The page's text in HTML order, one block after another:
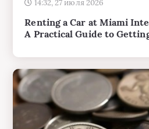
Renting a Car at Miami
A Practical Guide to